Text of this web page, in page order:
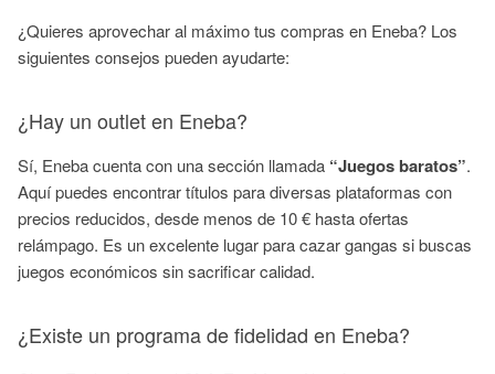
¿Quieres aprovechar al máximo tus compras en Eneba? Los
siguientes consejos pueden ayudarte:
¿Hay un outlet en Eneba?
Sí, Eneba cuenta con una sección llamada “Juegos baratos”.
Aquí puedes encontrar títulos para diversas plataformas con
precios reducidos, desde menos de 10 € hasta ofertas
relámpago. Es un excelente lugar para cazar gangas si buscas
juegos económicos sin sacrificar calidad.
¿Existe un programa de fidelidad en Eneba?